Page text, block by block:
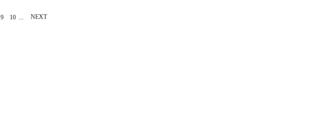
9 10 NEXT